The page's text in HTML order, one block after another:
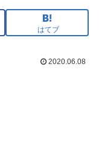
はてブ
2020.06.08